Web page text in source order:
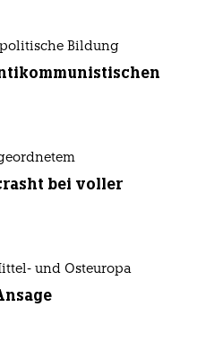
Bildung
bei voller
und Osteuropa